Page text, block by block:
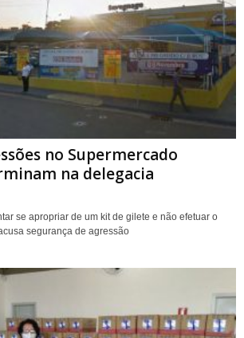
no Supermercado
na delegacia
se apropriar de um kit de gilete e não efetuar o
segurança de agressão